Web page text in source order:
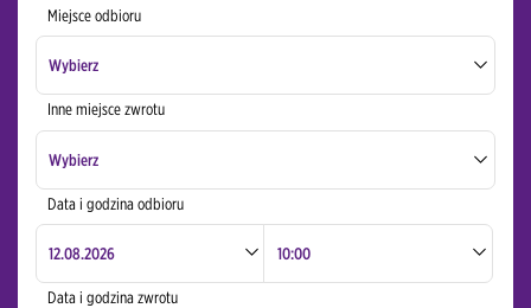
Miejsce odbioru
Wybierz
Bydgoszcz Lotnisko
Gdańsk Centrum / Dworzec Kolejowy
Gdansk Wrzeszcz Dworzec Kolejowy
Inne miejsce zwrotu
Wybierz
Polska
Świat
Data i godzina odbioru
Data i godzina zwrotu